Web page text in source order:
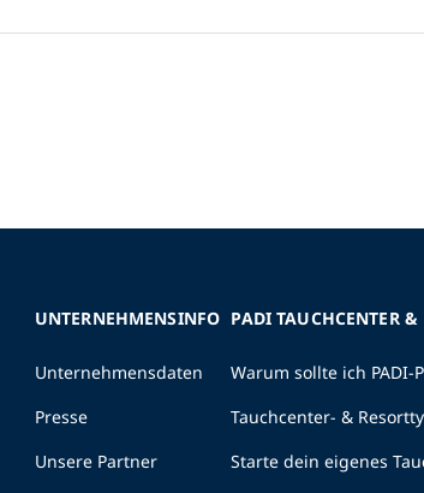
UNTERNEHMENSINFO
Unternehmensdaten
Presse
Unsere Partner
PADI TAUCHCENTER &
Warum sollte ich PADI-
Tauchcenter- &
Starte dein eigenes